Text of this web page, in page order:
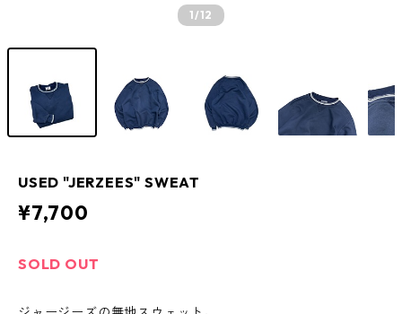
1/12
USED "JERZEES" SWEAT
¥7,700
SOLD OUT